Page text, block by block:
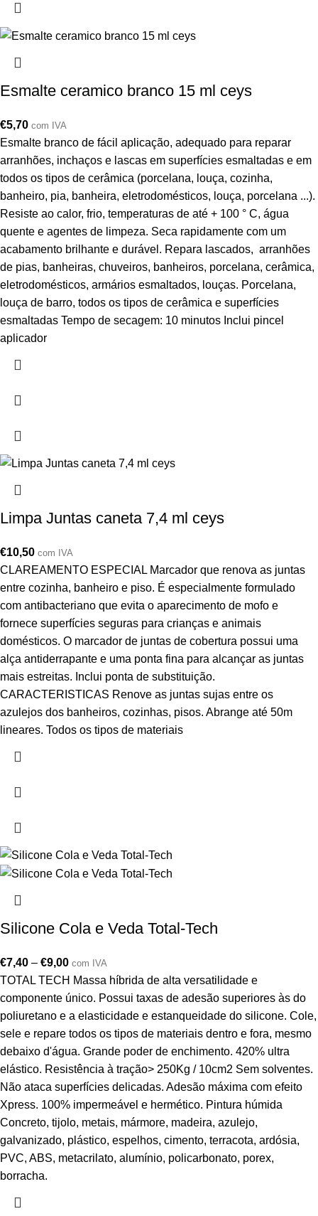
Esmalte ceramico branco 15 ml ceys
€5,70 com IVA
Esmalte branco de fácil aplicação, adequado para reparar
arranhões, inchaços e lascas em superfícies esmaltadas e em
todos os tipos de cerâmica (porcelana, louça, cozinha,
banheiro, pia, banheira, eletrodomésticos, louça, porcelana ...).
Resiste ao calor, frio, temperaturas de até + 100 ° C, água
quente e agentes de limpeza. Seca rapidamente com um
acabamento brilhante e durável. Repara lascados, arranhões
de pias, banheiras, chuveiros, banheiros, porcelana, cerâmica,
eletrodomésticos, armários esmaltados, louças. Porcelana,
louça de barro, todos os tipos de cerâmica e superfícies
esmaltadas Tempo de secagem: 10 minutos Inclui pincel
aplicador
Limpa Juntas caneta 7,4 ml ceys
€10,50 com IVA
CLAREAMENTO ESPECIAL Marcador que renova as juntas
entre cozinha, banheiro e piso. É especialmente formulado
com antibacteriano que evita o aparecimento de mofo e
fornece superfícies seguras para crianças e animais
domésticos. O marcador de juntas de cobertura possui uma
alça antiderrapante e uma ponta fina para alcançar as juntas
mais estreitas. Inclui ponta de substituição.
CARACTERISTICAS Renove as juntas sujas entre os
azulejos dos banheiros, cozinhas, pisos. Abrange até 50m
lineares. Todos os tipos de materiais
Silicone Cola e Veda Total-Tech
€7,40 – €9,00 com IVA
TOTAL TECH Massa híbrida de alta versatilidade e
componente único. Possui taxas de adesão superiores às do
poliuretano e a elasticidade e estanqueidade do silicone. Cole,
sele e repare todos os tipos de materiais dentro e fora, mesmo
debaixo d'água. Grande poder de enchimento. 420% ultra
elástico. Resistência à tração> 250Kg / 10cm2 Sem solventes.
Não ataca superfícies delicadas. Adesão máxima com efeito
Xpress. 100% impermeável e hermético. Pintura húmida
Concreto, tijolo, metais, mármore, madeira, azulejo,
galvanizado, plástico, espelhos, cimento, terracota, ardósia,
PVC, ABS, metacrilato, alumínio, policarbonato, porex,
borracha.